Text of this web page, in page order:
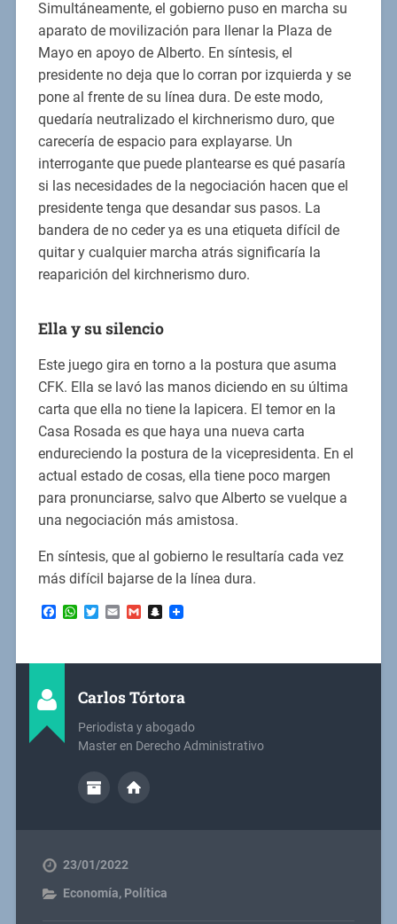
Simultáneamente, el gobierno puso en marcha su
aparato de movilización para llenar la Plaza de
Mayo en apoyo de Alberto. En síntesis, el
presidente no deja que lo corran por izquierda y se
pone al frente de su línea dura. De este modo,
quedaría neutralizado el kirchnerismo duro, que
carecería de espacio para explayarse. Un
interrogante que puede plantearse es qué pasaría
si las necesidades de la negociación hacen que el
presidente tenga que desandar sus pasos. La
bandera de no ceder ya es una etiqueta difícil de
quitar y cualquier marcha atrás significaría la
reaparición del kirchnerismo duro.
Ella y su silencio
Este juego gira en torno a la postura que asuma
CFK. Ella se lavó las manos diciendo en su última
carta que ella no tiene la lapicera. El temor en la
Casa Rosada es que haya una nueva carta
endureciendo la postura de la vicepresidenta. En el
actual estado de cosas, ella tiene poco margen
para pronunciarse, salvo que Alberto se vuelque a
una negociación más amistosa.
En síntesis, que al gobierno le resultaría cada vez
más difícil bajarse de la línea dura.
Facebook
WhatsApp
TwitterEmailGmailSnapchat
Carlos Tórtora
Periodista y abogado
Master en Derecho Administrativo
23/01/2022
Economía, Política